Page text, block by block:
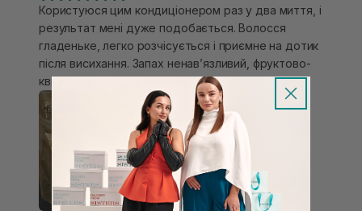
Користуюся цим кондиціонером раз у два миття, і
результат мені дуже подобається. Волосся
гладеньке, легко розчісується і приємне на дотик
після висихання. Запах ненавʼязливий, фруктово-
квітковий.